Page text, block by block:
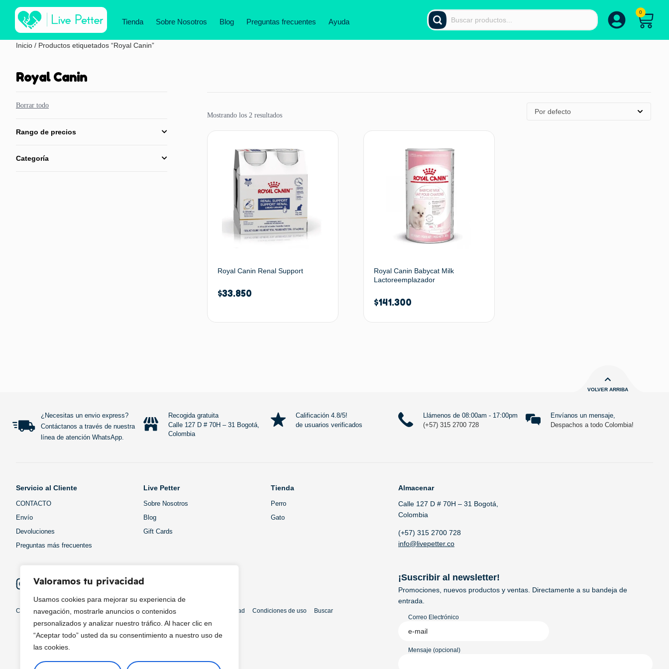
Valoramos tu privacidad
Usamos cookies para mejorar su experiencia de
navegación, mostrarle anuncios o contenidos
personalizados y analizar nuestro tráfico. Al hacer clic en
“Aceptar todo” usted da su consentimiento a nuestro uso de
las cookies.
Tienda Sobre Nosotros Blog Preguntas frecuentes Ayuda
0
Inicio / Productos etiquetados “Royal Canin”
Royal Canin
Borrar todo
Rango de precios
Categoría
Mostrando los 2 resultados Por defecto
Royal Canin Renal Support
$33.850
Royal Canin Babycat Milk
Lactoreemplazador
$141.300
VOLVER ARRIBA
¿Necesitas un envio express?
Contáctanos a través de nuestra
línea de atención WhatsApp.
Recogida gratuita
Calle 127 D # 70H – 31 Bogotá,
Colombia
Calificación 4.8/5!
de usuarios verificados
Llámenos de 08:00am - 17:00pm
(+57) 315 2700 728
Envíanos un mensaje,
Despachos a todo Colombia!
Servicio al Cliente
CONTACTO
Envío
Devoluciones
Preguntas más frecuentes
Live Petter
Sobre Nosotros
Blog
Gift Cards
Tienda
Perro
Gato
Almacenar
Calle 127 D # 70H – 31 Bogotá,
Colombia
(+57) 315 2700 728
info@livepetter.co
Copyright © 2025 ¦ livepetter: Todos los derechos reservados. política de privacidad Condiciones de uso Buscar
¡Suscribir al newsletter!
Promociones, nuevos productos y ventas. Directamente a su bandeja de
entrada.
Correo Electrónico
Mensaje (opcional)
está de tu lado. consigue descuentos exclusivos aquí